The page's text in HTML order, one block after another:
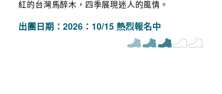
出團日期：2026：10/15 熱烈報名中
紅的台灣馬醉木，四季展現迷人的風情。